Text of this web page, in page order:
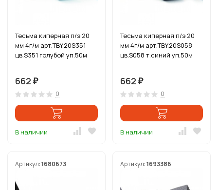
Тесьма киперная п/э 20
мм 4г/м арт.TBY.20S351
цв.S351 голубой уп.50м
662 ₽
0
В наличии
Тесьма киперная п/э 20
мм 4г/м арт.TBY.20S058
цв.S058 т.синий уп.50м
662 ₽
0
В наличии
Артикул:1680673 Артикул:1693386